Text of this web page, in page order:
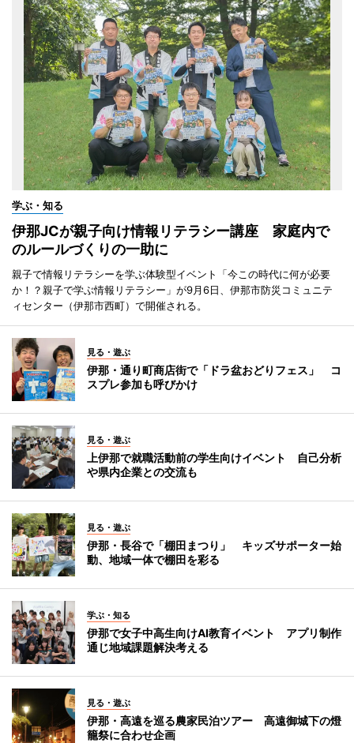
学ぶ・知る
伊那JCが親子向け情報リテラシー講座 家庭内で
のルールづくりの一助に
親子で情報リテラシーを学ぶ体験型イベント「今この時代に何が必要
か！？親子で学ぶ情報リテラシー」が9月6日、伊那市防災コミュニテ
ィセンター（伊那市西町）で開催される。
見る・遊ぶ
伊那・通り町商店街で「ドラ盆おどりフェス」 コ
スプレ参加も呼びかけ
見る・遊ぶ
上伊那で就職活動前の学生向けイベント 自己分析
や県内企業との交流も
見る・遊ぶ
伊那・長谷で「棚田まつり」 キッズサポーター始
動、地域一体で棚田を彩る
学ぶ・知る
伊那で女子中高生向けAI教育イベント アプリ制作
通じ地域課題解決考える
見る・遊ぶ
伊那・高遠を巡る農家民泊ツアー 高遠御城下の燈
籠祭に合わせ企画